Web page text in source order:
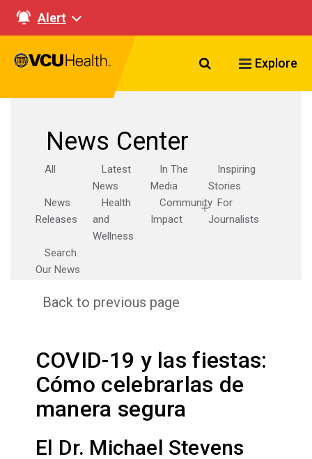
Alert
Search VCU
Explore
News Center
All
Latest
News
In The
Media
Inspiring
Stories
News
Releases
Health
and
Wellness
Community
Impact
For
Journalists
Search
Our News
Back to previous page
COVID-19 y las fiestas:
Cómo celebrarlas de
manera segura
El Dr. Michael Stevens